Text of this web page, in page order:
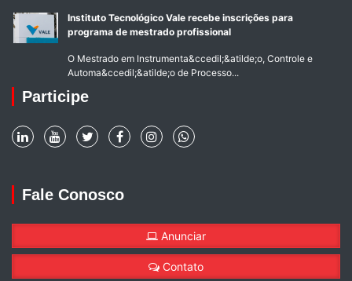
Instituto Tecnológico Vale recebe inscrições para
programa de mestrado profissional
O Mestrado em Instrumenta&ccedil;&atilde;o, Controle e
Automa&ccedil;&atilde;o de Processo...
Participe
Fale Conosco
Anunciar
Contato